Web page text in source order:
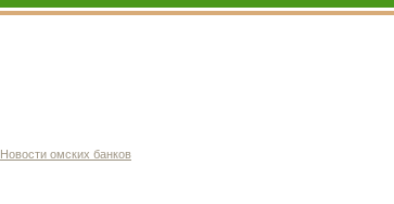
Новости омских банков